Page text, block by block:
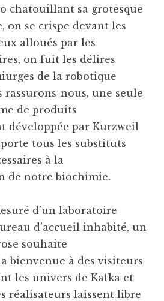
chatouillant sa grotesque
on se crispe devant les
alloués par les
on fuit les délires
de la robotique
rassurons-nous, une seule
de produits
développée par Kurzweil
tous les substituts
à la
de notre biochimie.
d’un laboratoire
d’accueil inhabité, un
souhaite
bienvenue à des visiteurs
les univers de Kafka et
réalisateurs laissent libre